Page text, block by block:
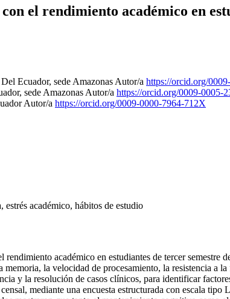
el rendimiento académico en
Ecuador, sede Amazonas Autor/a https://orcid.org/
sede Amazonas Autor/a https://orcid.org/0009-0005-
Autor/a https://orcid.org/0009-0000-7964-712X
académico, hábitos de estudio
académico en estudiantes de tercer semestre
la velocidad de procesamiento, la resistencia a
y la resolución de casos clínicos, para identificar
mediante una encuesta estructurada con escala